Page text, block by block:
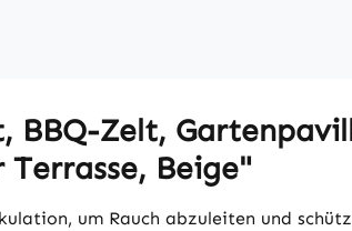
Zelt,
Beige"
um Rauch abzuleiten und